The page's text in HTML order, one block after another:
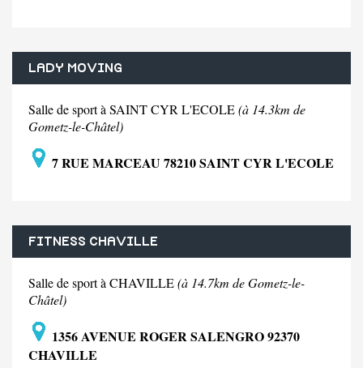
LADY MOVING
Salle de sport à SAINT CYR L'ECOLE(à 14.3km de
Gometz-le-Châtel)
7 RUE MARCEAU 78210 SAINT CYR L'ECOLE
FITNESS CHAVILLE
Salle de sport à CHAVILLE(à 14.7km de Gometz-le-
Châtel)
1356 AVENUE ROGER SALENGRO 92370
CHAVILLE